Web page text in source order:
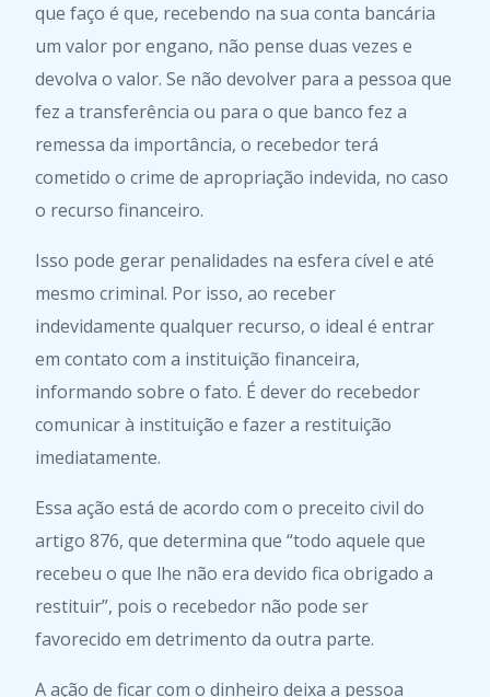
que faço é que, recebendo na sua conta bancária
um valor por engano, não pense duas vezes e
devolva o valor. Se não devolver para a pessoa que
fez a transferência ou para o que banco fez a
remessa da importância, o recebedor terá
cometido o crime de apropriação indevida, no caso
o recurso financeiro.
Isso pode gerar penalidades na esfera cível e até
mesmo criminal. Por isso, ao receber
indevidamente qualquer recurso, o ideal é entrar
em contato com a instituição financeira,
informando sobre o fato. É dever do recebedor
comunicar à instituição e fazer a restituição
imediatamente.
Essa ação está de acordo com o preceito civil do
artigo 876, que determina que “todo aquele que
recebeu o que lhe não era devido fica obrigado a
restituir”, pois o recebedor não pode ser
favorecido em detrimento da outra parte.
A ação de ficar com o dinheiro deixa a pessoa